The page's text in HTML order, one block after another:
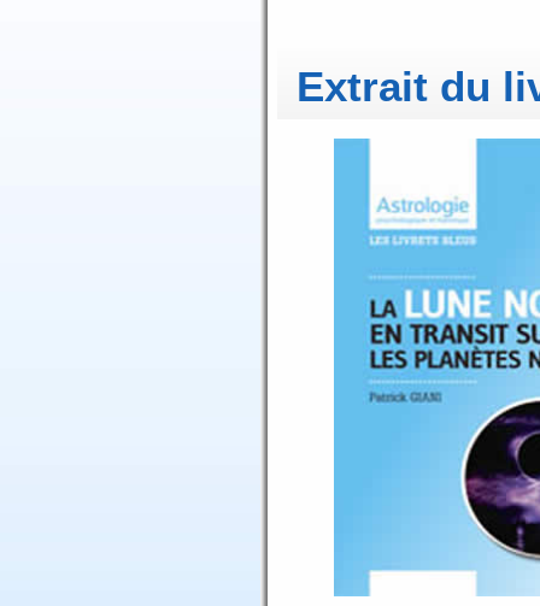
Extrait du